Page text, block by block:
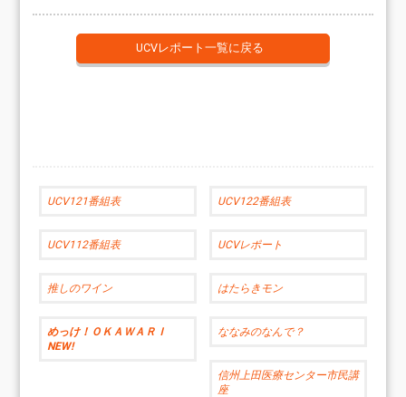
UCVレポート一覧に戻る
UCV121番組表 UCV122番組表
UCV112番組表 UCVレポート
推しのワイン はたらきモン
めっけ！ＯＫＡＷＡＲＩ
NEW!
ななみのなんで？
信州上田医療センター市民講
座